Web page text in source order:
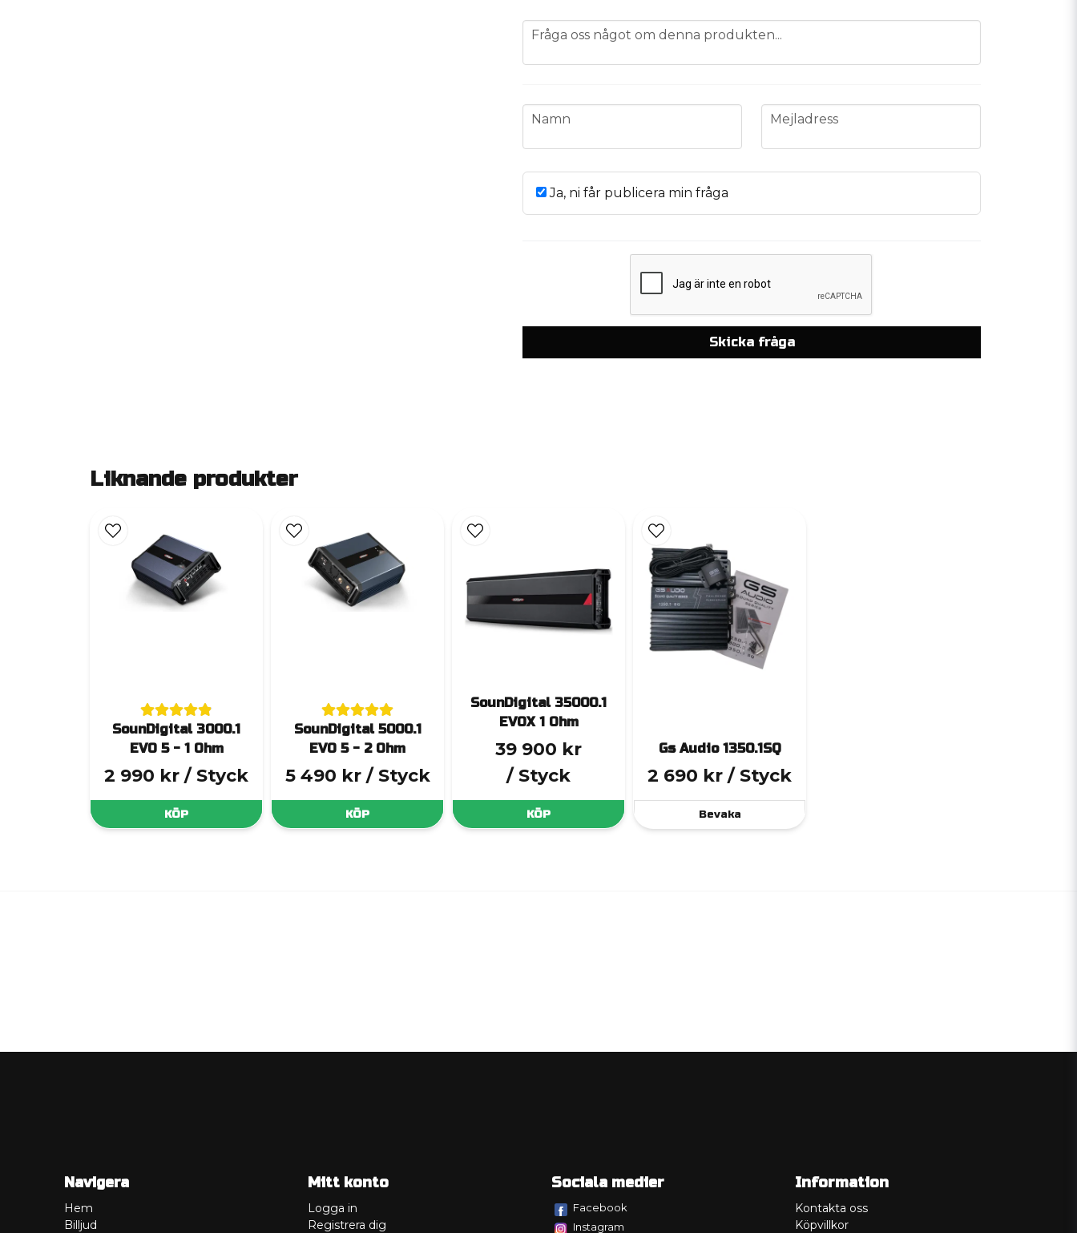
question
Fråga oss något om denna produkten...
name
Namn email
Mejladress
Ja, ni får publicera min fråga
Skicka fråga
Liknande produkter
SounDigital 3000.1
EVO 5 - 1 Ohm
2 990 kr / Styck
KÖP
SounDigital 5000.1
EVO 5 - 2 Ohm
5 490 kr / Styck
KÖP
SounDigital 35000.1
EVOX 1 Ohm
39 900 kr
/ Styck
KÖP
Gs Audio 1350.1SQ
2 690 kr / Styck
Bevaka
Navigera
Hem
Billjud
Mitt konto
Logga in
Registrera dig
Sociala medier
Facebook
Instagram
Information
Kontakta oss
Köpvillkor